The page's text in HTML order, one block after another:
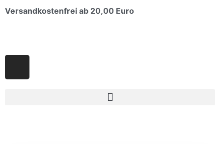
Versandkostenfrei ab 20,00 Euro